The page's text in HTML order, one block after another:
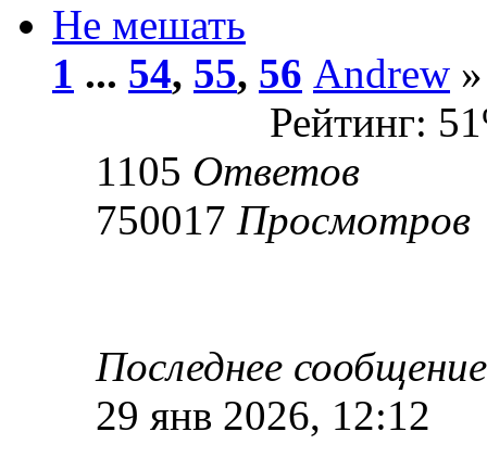
Не мешать
1 ... 54, 55, 56 Andrew
Рейтинг:
1105 Ответов
750017 Просмотров
Последнее
29 янв 2026, 12:12